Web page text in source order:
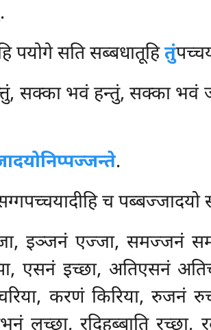
.
पयोगे सति सब्बधातूहितुं
सक्का भवं हन्तुं, सक्का
निप्पज्जन्ते.
च पब्बज्जादयो
इञ्जनं एज्जा, समज्जनं
एसनं इच्छा, अतिएसनं
करणं किरिया, रुजनं